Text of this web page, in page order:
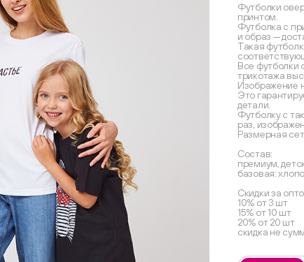
Футболки
принтом.
Футболка с
и образ —
Такая
Все футболки
трикотажа
Изображение
Это
детали.
Футболку с
раз,
Размерная
Состав:
премиум,
базовая:
Скидки за
10% от 3 шт
15% от 10 шт
20% от 20 шт
скидка не